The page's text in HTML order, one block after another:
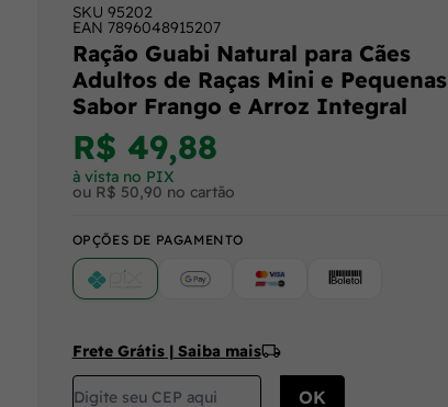
SKU 95202
EAN 7896048915207
Ração Guabi Natural para Cães
Adultos de Raças Mini e Pequenas
Sabor Frango e Arroz Integral
R$ 49,88
à vista no PIX
ou R$ 50,90 no cartão
OPÇÕES DE PAGAMENTO
PIX Google Pay (Crédito/Débito)
Cartão Boleto
Frete Grátis | Saiba mais